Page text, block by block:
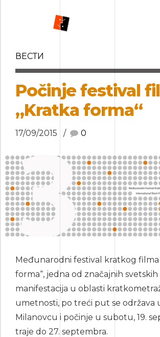
ВЕСТИ
Počinje festival
„Kratka forma“
17/09/2015 0
Međunarodni festival kratkog filma
forma“, jedna od značajnih
manifestacija u oblasti
umetnosti, po treći put se održava
Milanovcu i počinje u subotu, 19.
traje do 27. septembra.